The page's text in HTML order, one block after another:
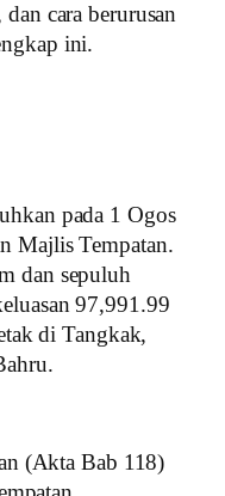
cara berurusan
ini.
pada 1 Ogos
Majlis Tempatan.
dan sepuluh
97,991.99
di Tangkak,
(Akta Bab 118)